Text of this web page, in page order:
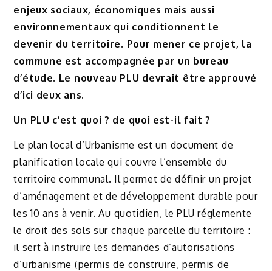
enjeux sociaux, économiques mais aussi
environnementaux qui conditionnent le
devenir du territoire. Pour mener ce projet, la
commune est accompagnée par un bureau
d’étude. Le nouveau PLU devrait être approuvé
d’ici deux ans.
Un PLU c’est quoi ? de quoi est-il fait ?
Le plan local d’Urbanisme est un document de
planification locale qui couvre l’ensemble du
territoire communal. Il permet de définir un projet
d’aménagement et de développement durable pour
les 10 ans à venir. Au quotidien, le PLU réglemente
le droit des sols sur chaque parcelle du territoire :
il sert à instruire les demandes d’autorisations
d’urbanisme (permis de construire, permis de